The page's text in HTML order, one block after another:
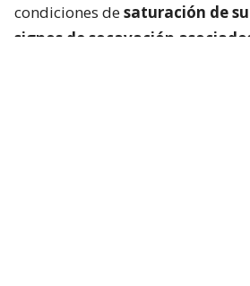
condiciones desaturación de
signos de socavación